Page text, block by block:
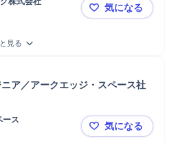
【有資格者
気になる
見る
ア／アークエッジ・スペース社
ース
衛星システ
気になる